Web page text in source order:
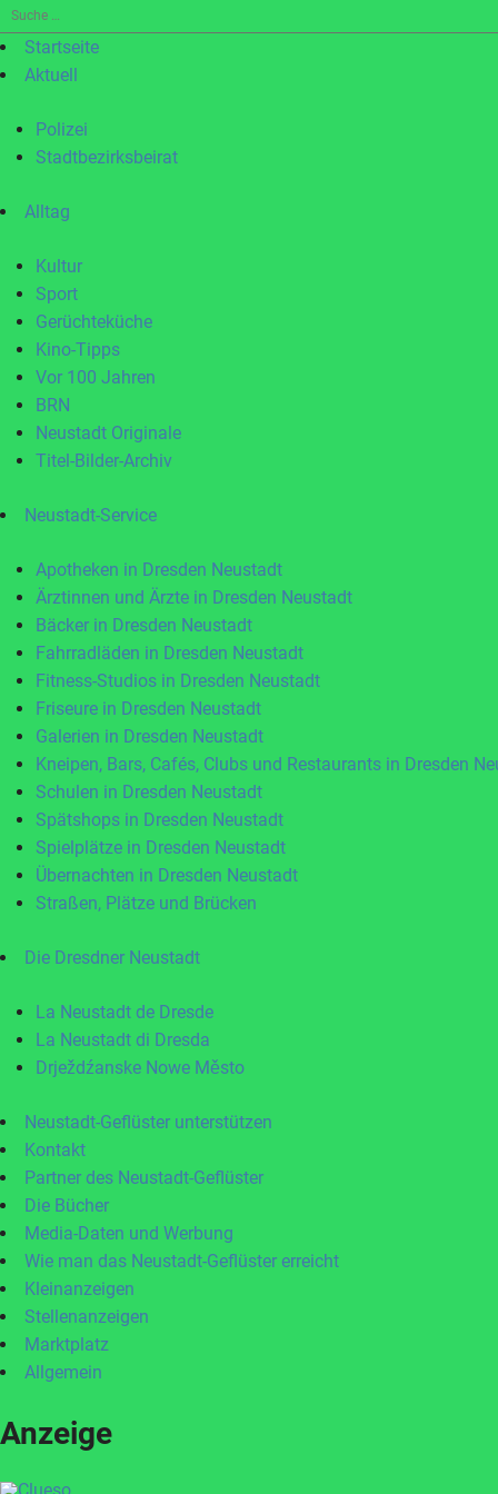
Suche
nach:Startseite
Aktuell
Polizei
Stadtbezirksbeirat
Alltag
Kultur
Sport
Gerüchteküche
Kino-Tipps
Vor 100 Jahren
BRN
Neustadt Originale
Titel-Bilder-Archiv
Neustadt-Service
Apotheken in Dresden Neustadt
Ärztinnen und Ärzte in Dresden Neustadt
Bäcker in Dresden Neustadt
Fahrradläden in Dresden Neustadt
Fitness-Studios in Dresden Neustadt
Friseure in Dresden Neustadt
Galerien in Dresden Neustadt
Kneipen, Bars, Cafés, Clubs und Restaurants in Dresden
Schulen in Dresden Neustadt
Spätshops in Dresden Neustadt
Spielplätze in Dresden Neustadt
Übernachten in Dresden Neustadt
Straßen, Plätze und Brücken
Die Dresdner Neustadt
La Neustadt de Dresde
La Neustadt di Dresda
Drježdźanske Nowe Město
Neustadt-Geflüster unterstützen
Kontakt
Partner des Neustadt-Geflüster
Die Bücher
Media-Daten und Werbung
Wie man das Neustadt-Geflüster erreicht
Kleinanzeigen
Stellenanzeigen
Marktplatz
Allgemein
Anzeige